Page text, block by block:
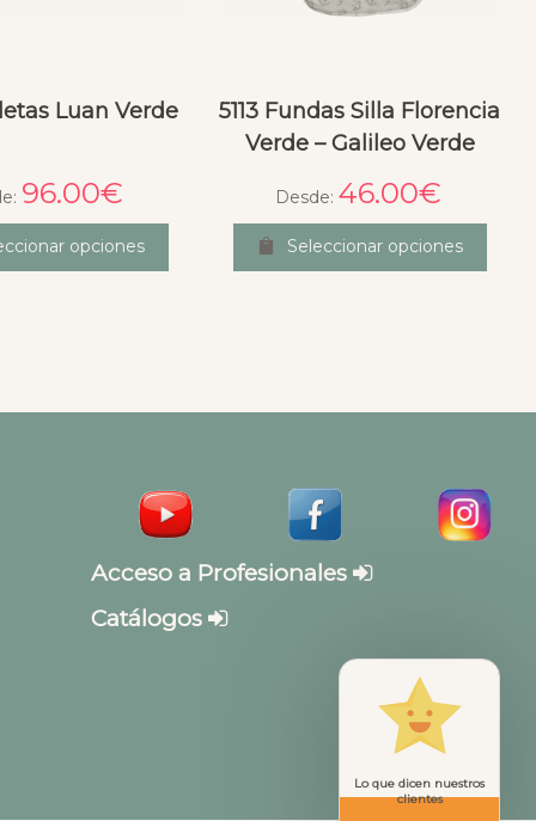
Luan Verde
96.00€
opciones
5113 Fundas Silla Florencia
Verde – Galileo Verde
Desde: 46.00€
Seleccionar opciones
Acceso a Profesionales
Catálogos
Lo que dicen nuestros
clientes